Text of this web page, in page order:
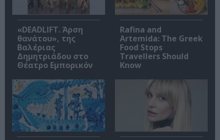
«DEADLIFT. Άρση
θανάτου», της
Βαλέριας
Δημητριάδου στο
Θέατρο Εμπορικόν
Rafina and
Artemida: The Greek
Food Stops
Travellers Should
Know